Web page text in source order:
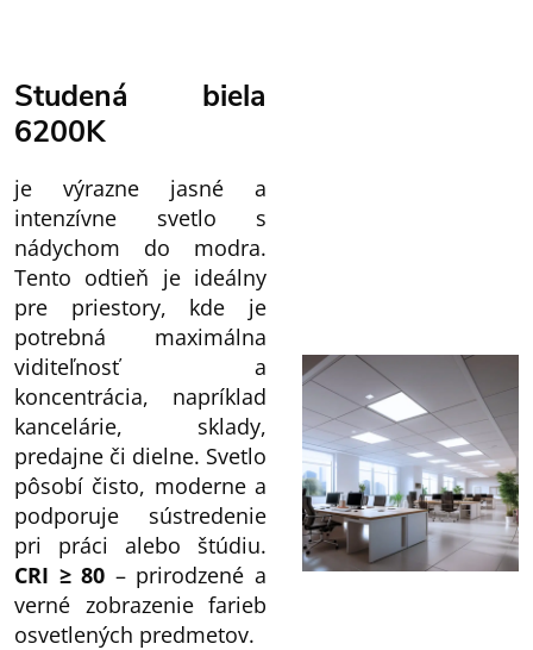
Studená biela
6200K
je výrazne jasné a
intenzívne svetlo s
nádychom do modra.
Tento odtieň je ideálny
pre priestory, kde je
potrebná maximálna
viditeľnosť a
koncentrácia, napríklad
kancelárie, sklady,
predajne či dielne. Svetlo
pôsobí čisto, moderne a
podporuje sústredenie
pri práci alebo štúdiu.
CRI ≥ 80 – prirodzené a
verné zobrazenie farieb
osvetlených predmetov.